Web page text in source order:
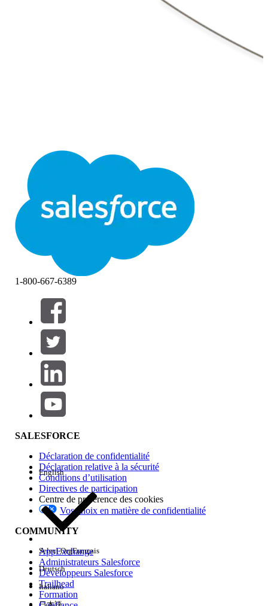
1-800-667-6389
SALESFORCE
Déclaration de confidentialité
Déclaration relative à la sécurité
Conditions d’utilisation
Directives de participation
Centre de préférence des cookies
Vos choix en matière de confidentialité
COMMUNITY
AppExchange
Administrateurs Salesforce
Développeurs Salesforce
Trailhead
Formation
English
Select OrgFrançais
Deutsch
Italiano